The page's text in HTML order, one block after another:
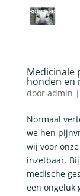
Medicinale
honden en
door admin |
Normaal
we hen
wij voor
inzetbaar.
medische
een ongeluk